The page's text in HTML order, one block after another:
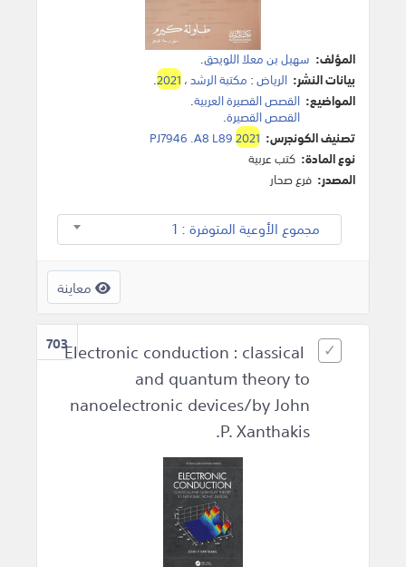
المؤلف: سهيل بن معلا اللويحق.
بيانات النشر: الرياض: مكتبة الرشد،2021
.
المواضيع: القصص القصيرة العربية.
القصص القصيرة.
تصنيف الكونجرس:
PJ7946 .A8 L892021
نوع المادة: كتب عربية
المصدر: فرع صحار
مجموع الأوعية المتوفرة : 1
معاينة
703Electronic conduction : classical
and quantum theory to
nanoelectronic devices/by John
P. Xanthakis.